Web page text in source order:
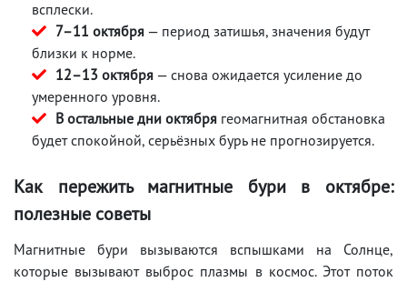
всплески.
7–11 октября — период затишья, значения будут
близки к норме.
12–13 октября — снова ожидается усиление до
умеренного уровня.
В остальные дни октября геомагнитная обстановка
будет спокойной, серьёзных бурь не прогнозируется.
Как пережить магнитные бури в октябре:
полезные советы
Магнитные бури вызываются вспышками на Солнце,
которые вызывают выброс плазмы в космос. Этот поток